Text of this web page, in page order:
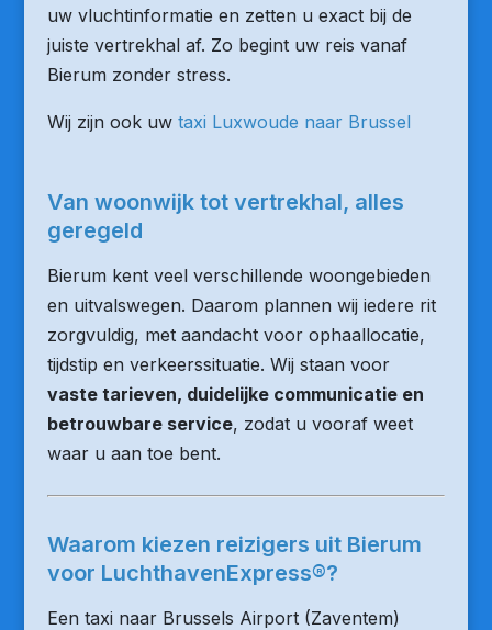
uw vluchtinformatie en zetten u exact bij de
juiste vertrekhal af. Zo begint uw reis vanaf
Bierum zonder stress.
Wij zijn ook uw taxi Luxwoude naar Brussel
Van woonwijk tot vertrekhal, alles
geregeld
Bierum kent veel verschillende woongebieden
en uitvalswegen. Daarom plannen wij iedere rit
zorgvuldig, met aandacht voor ophaallocatie,
tijdstip en verkeerssituatie. Wij staan voor
vaste tarieven, duidelijke communicatie en
betrouwbare service, zodat u vooraf weet
waar u aan toe bent.
Waarom kiezen reizigers uit Bierum
voor LuchthavenExpress®?
Een taxi naar Brussels Airport (Zaventem)